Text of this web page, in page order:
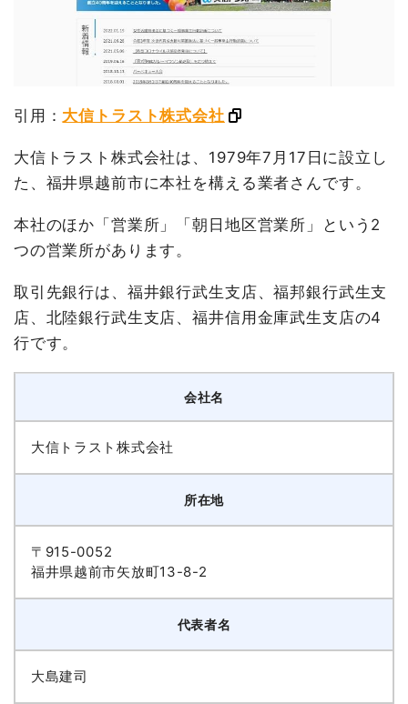
引用： 大信トラスト株式会社
大信トラスト株式会社は、1979年7月17日に設立し
た、福井県越前市に本社を構える業者さんです。
本社のほか「営業所」「朝日地区営業所」という2
つの営業所があります。
取引先銀行は、福井銀行武生支店、福邦銀行武生支
店、北陸銀行武生支店、福井信用金庫武生支店の4
行です。
会社名
大信トラスト株式会社
所在地
〒915-0052
福井県越前市矢放町13-8-2
代表者名
大島建司